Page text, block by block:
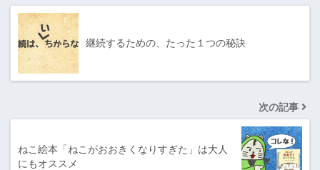
継続するための、たった１つの秘訣
次の記事
ねこ絵本「ねこがおおきくなりすぎた」は大人
にもオススメ